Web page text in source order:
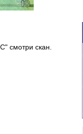
смотри скан.